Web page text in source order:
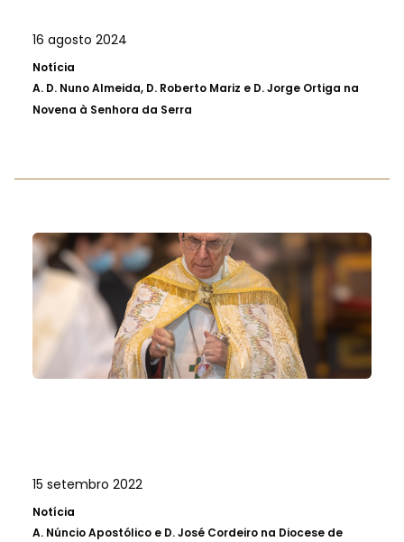
16 agosto 2024
Notícia
A. D. Nuno Almeida, D. Roberto Mariz e D. Jorge Ortiga na
Novena à Senhora da Serra
15 setembro 2022
Notícia
A. Núncio Apostólico e D. José Cordeiro na Diocese de